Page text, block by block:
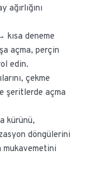
kısa deneme
açma, perçin
edin.
çekme
şeritlerde açma
kürünü,
döngülerini
mukavemetini